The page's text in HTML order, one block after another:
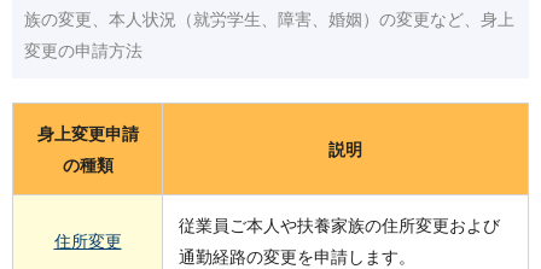
族の変更、本人状況（就労学生、障害、婚姻）の変更など、身上
変更の申請方法
身上変更申請
の種類
説明
住所変更
従業員ご本人や扶養家族の住所変更および
通勤経路の変更を申請します。